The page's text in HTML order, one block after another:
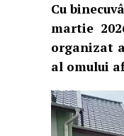
Cu
martie
organizat
al omului